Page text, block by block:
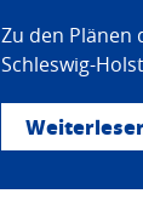
Zu den Plänen
Schleswig-